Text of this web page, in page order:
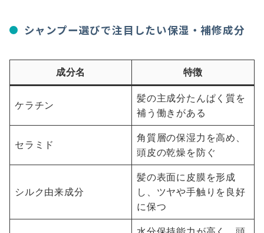
シャンプー選びで注目したい保湿・補修成分
成分名 特徴
ケラチン
髪の主成分たんぱく質を
補う働きがある
セラミド
角質層の保湿力を高め、
頭皮の乾燥を防ぐ
シルク由来成分
髪の表面に皮膜を形成
し、ツヤや手触りを良好
に保つ